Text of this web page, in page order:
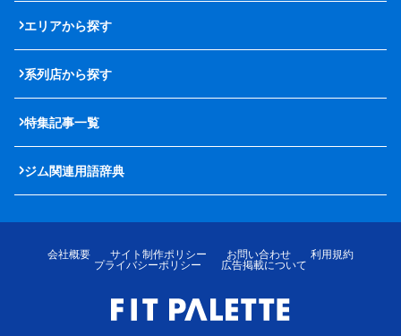
エリアから探す
系列店から探す
特集記事一覧
ジム関連用語辞典
会社概要 サイト制作ポリシー お問い合わせ
利用規約
プライバシーポリシー
広告掲載について